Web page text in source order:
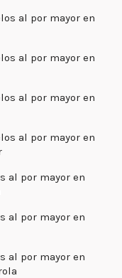
al por mayor en
al por mayor en
al por mayor en
al por mayor en
al por mayor en
al por mayor en
al por mayor en